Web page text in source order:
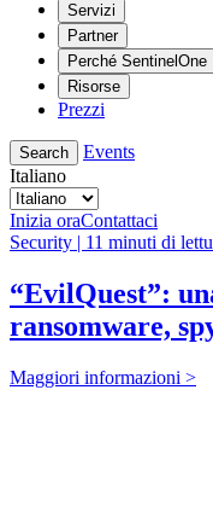
Servizi
Partner
Perché SentinelOne
Risorse
Prezzi
Search
Events
Italiano
Inizia oraContattaci
Security | 11 minuti di
“EvilQuest”:
ransomware,
Maggiori informazioni >